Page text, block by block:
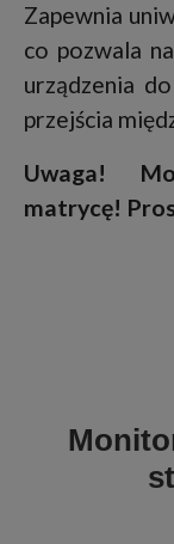
Zapewnia
co pozwala
urządzenia
przejścia
Uwaga!
matrycę!